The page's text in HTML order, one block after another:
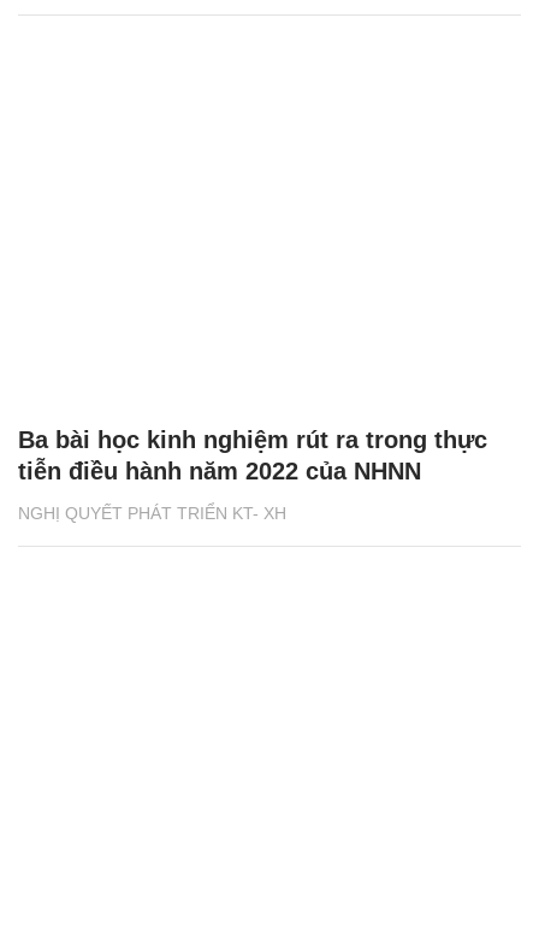
NGHỊ QUYẾT PHÁT TRIỂN KT- XH
Ba bài học kinh nghiệm rút ra trong thực
tiễn điều hành năm 2022 của NHNN